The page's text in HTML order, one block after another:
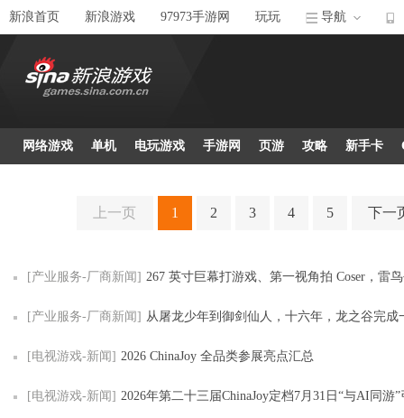
新浪首页 新浪游戏 97973手游网 玩玩 导航
网络游戏 单机 电玩游戏 手游网 页游 攻略 新手卡
上一页 1 2 3 4 5 下一
[产业服务-厂商新闻] 267 英寸巨幕打游戏、第一视角拍 Coser，雷鸟创新把 ChinaJoy
[产业服务-厂商新闻] 从屠龙少年到御剑仙人，十六年，龙之谷完成一场温和
[电视游戏-新闻] 2026 ChinaJoy 全品类参展亮点汇总
[电视游戏-新闻] 2026年第二十三届ChinaJoy定档7月31日“与AI同游”引领全球数